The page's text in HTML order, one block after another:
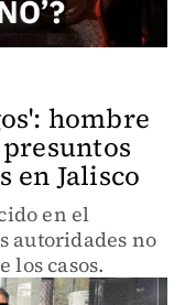
hombre
en Jalisco
en el
autoridades no
los casos.